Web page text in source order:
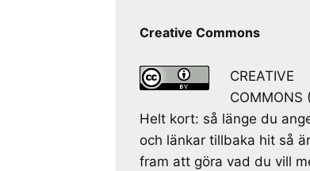
Creative Commons
CREATIVE
COMMONS
Helt kort: så länge du
och länkar tillbaka hit så
fram att göra vad du vill